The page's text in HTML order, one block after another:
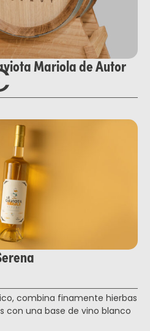
Mariola de Autor
combina finamente hierbas
con una base de vino blanco